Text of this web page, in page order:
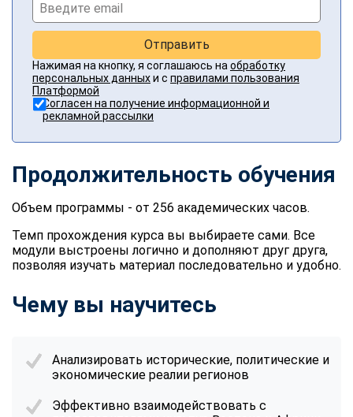
Отправить
Нажимая на кнопку, я соглашаюсь на обработку
персональных данныхи с правилами пользования
Платформой
Согласен на получение информационной и
рекламной рассылки
Продолжительность обучения
Объем программы - от 256 академических часов.
Темп прохождения курса вы выбираете сами. Все
модули выстроены логично и дополняют друг друга,
позволяя изучать материал последовательно и удобно.
Чему вы научитесь
Анализировать исторические, политические и
экономические реалии регионов
Эффективно взаимодействовать с